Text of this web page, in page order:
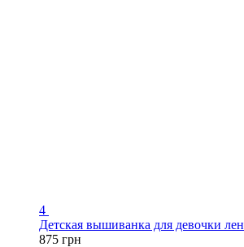
4
Детская вышиванка для девочки лен
875 грн